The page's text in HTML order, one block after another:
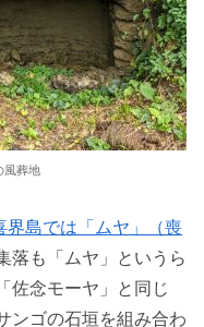
風葬地
界島では「ムヤ」（喪
落も「ムヤ」というら
佐念モーヤ」と同じ
ンゴの石垣を組み合わ